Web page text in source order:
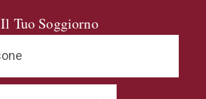
Il Tuo Soggiorno